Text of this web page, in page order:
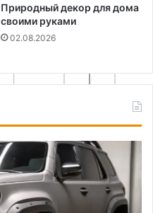
Природный декор для дома
своими руками
02.08.2026